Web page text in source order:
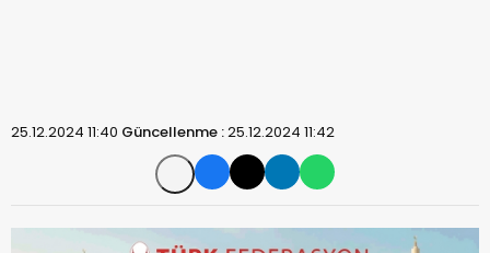
25.12.2024 11:40 Güncellenme :25.12.2024 11:42